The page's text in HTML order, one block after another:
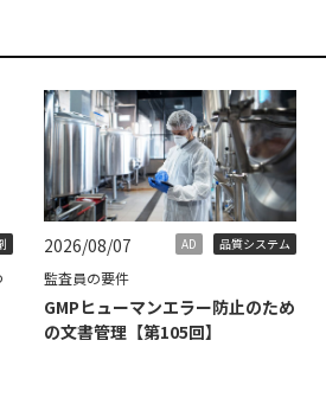
2026/08/07 AD 品質システム
監査員の要件
GMPヒューマンエラー防止のため
の文書管理【第105回】